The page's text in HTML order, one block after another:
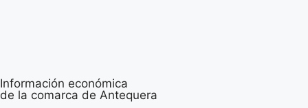
Información económica
de la comarca de Antequera